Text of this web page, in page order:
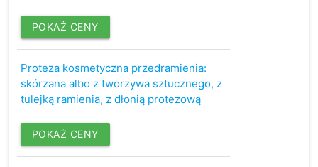
POKAŻ CENY
Proteza kosmetyczna przedramienia:
skórzana albo z tworzywa sztucznego, z
tulejką ramienia, z dłonią protezową
POKAŻ CENY